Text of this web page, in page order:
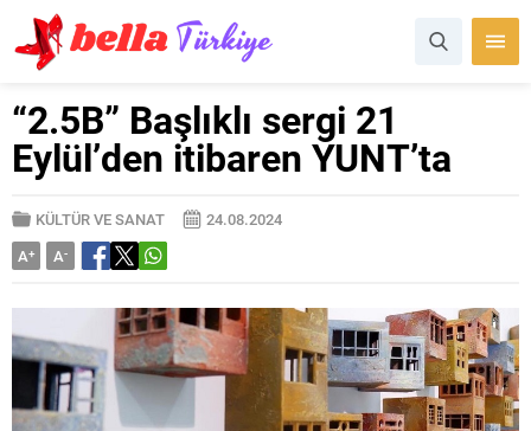
“2.5B” Başlıklı sergi 21
Eylül’den itibaren YUNT’ta
KÜLTÜR VE SANAT
24.08.2024
A+ A-